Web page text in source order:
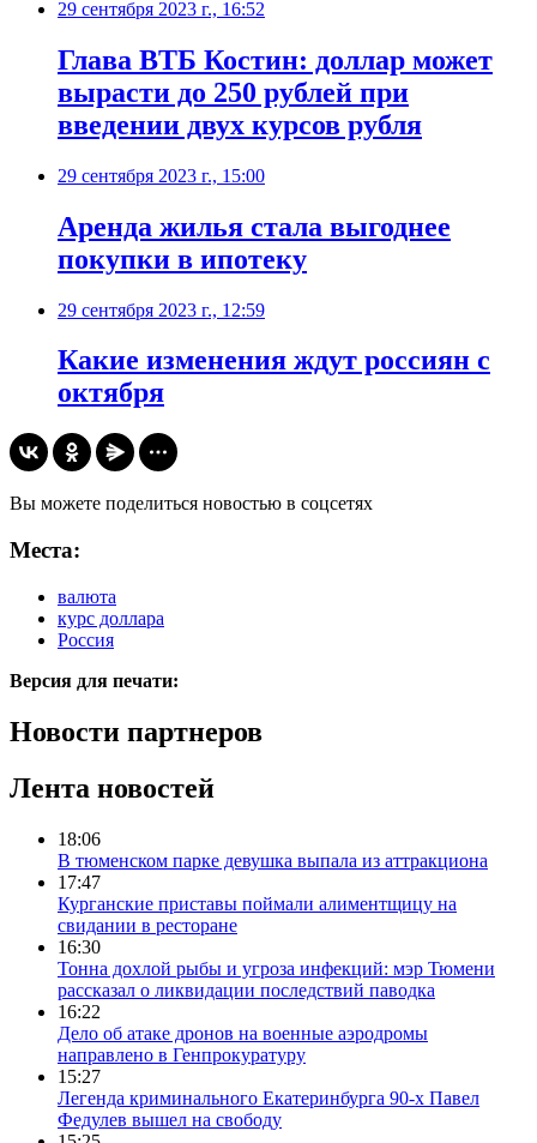
29 сентября 2023 г., 16:52
Глава ВТБ Костин: доллар может
вырасти до 250 рублей при
введении двух курсов рубля
29 сентября 2023 г., 15:00
Аренда жилья стала выгоднее
покупки в ипотеку
29 сентября 2023 г., 12:59
Какие изменения ждут россиян с
октября
Вы можете поделиться новостью в соцсетях
Места:
валюта
курс доллара
Россия
Версия для печати:
Новости партнеров
Лента новостей
18:06
В тюменском парке девушка выпала из аттракциона
17:47
Курганские приставы поймали алиментщицу на
свидании в ресторане
16:30
Тонна дохлой рыбы и угроза инфекций: мэр Тюмени
рассказал о ликвидации последствий паводка
16:22
Дело об атаке дронов на военные аэродромы
направлено в Генпрокуратуру
15:27
Легенда криминального Екатеринбурга 90-х Павел
Федулев вышел на свободу